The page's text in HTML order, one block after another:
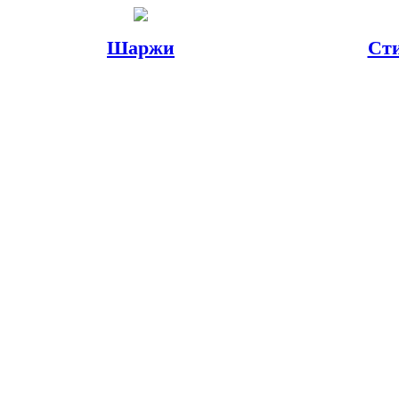
Шаржи